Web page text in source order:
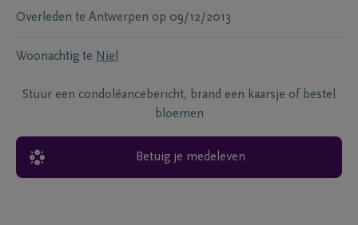
Overleden te Antwerpen op 09/12/2013
Woonachtig te Niel
Stuur een condoléancebericht, brand een kaarsje of bestel
bloemen
Betuig je medeleven